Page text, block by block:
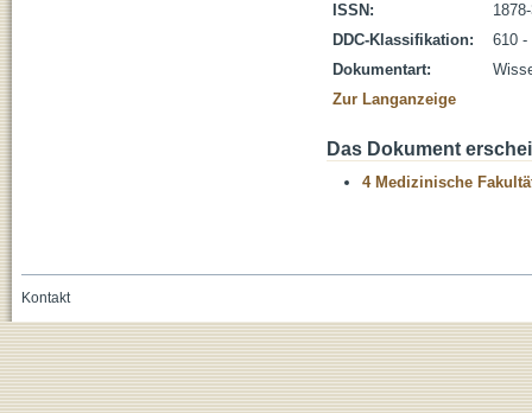
ISSN:
DDC-Klassifikation:
610 -
Dokumentart:
Zur Langanzeige
Das Dokument
4 Medizinische
Kontakt